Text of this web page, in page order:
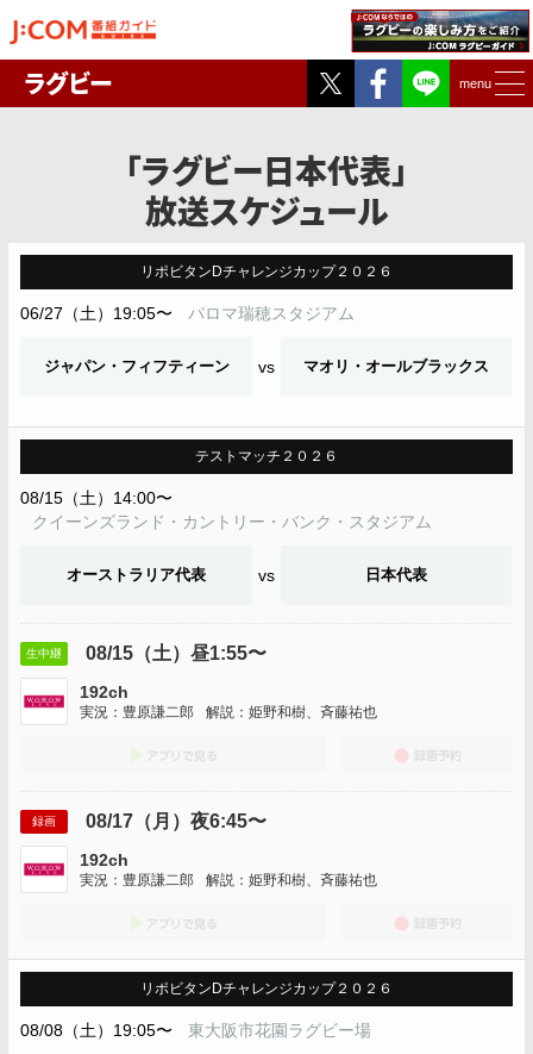
Twitter
Facebook
menu
ラグビー
「ラグビー日本代表」
放送スケジュール
リポビタンDチャレンジカップ２０２６
06/27（土）19:05〜 パロマ瑞穂スタジアム
ジャパン・フィフティーン vs マオリ・オールブラックス
テストマッチ２０２６
08/15（土）14:00〜
クイーンズランド・カントリー・バンク・スタジアム
オーストラリア代表 vs 日本代表
生中継 08/15（土）昼1:55〜
192ch
実況：豊原謙二郎 解説：姫野和樹、斉藤祐也
録画 08/17（月）夜6:45〜
192ch
実況：豊原謙二郎 解説：姫野和樹、斉藤祐也
リポビタンDチャレンジカップ２０２６
08/08（土）19:05〜 東大阪市花園ラグビー場